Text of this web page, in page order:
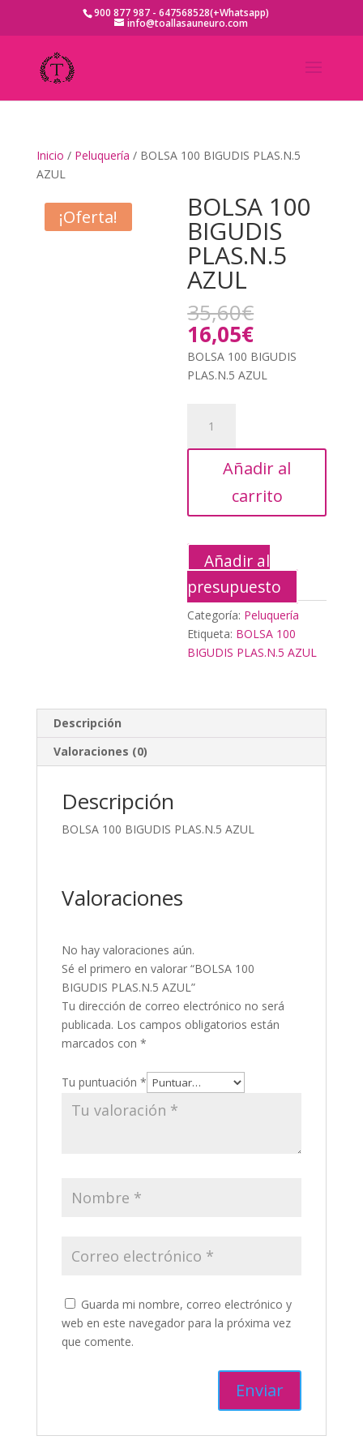
900 877 987 - 647568528(+Whatsapp)
info@toallasauneuro.com
Inicio / Peluquería / BOLSA 100 BIGUDIS PLAS.N.5
AZUL
¡Oferta! BOLSA 100
BIGUDIS
PLAS.N.5
AZUL
35,60€
original
era:
35,60€.
16,05€El
precio
actual
es:
BOLSA 100 BIGUDIS
PLAS.N.5 AZUL
BIGUDIS
PLAS.N.5Añadir al
carrito
Añadir al
presupuesto
Categoría: Peluquería
Etiqueta: BOLSA 100
BIGUDIS PLAS.N.5 AZUL
Descripción
Valoraciones (0)
Descripción
BOLSA 100 BIGUDIS PLAS.N.5 AZUL
Valoraciones
No hay valoraciones aún.
Sé el primero en valorar “BOLSA 100
BIGUDIS PLAS.N.5 AZUL”
Tu dirección de correo electrónico no será
publicada. Los campos obligatorios están
marcados con *
Tu puntuación *
Guarda mi nombre, correo electrónico y
web en este navegador para la próxima vez
que comente.